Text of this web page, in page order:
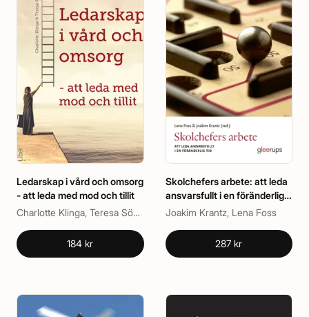
Ledarskap i vård och omsorg
- att leda med mod och tillit
Charlotte Klinga, Teresa Söderhjelm
184 kr
Skolchefers arbete: att leda
ansvarsfullt i en föränderlig
tid
Joakim Krantz, Lena Foss
287 kr